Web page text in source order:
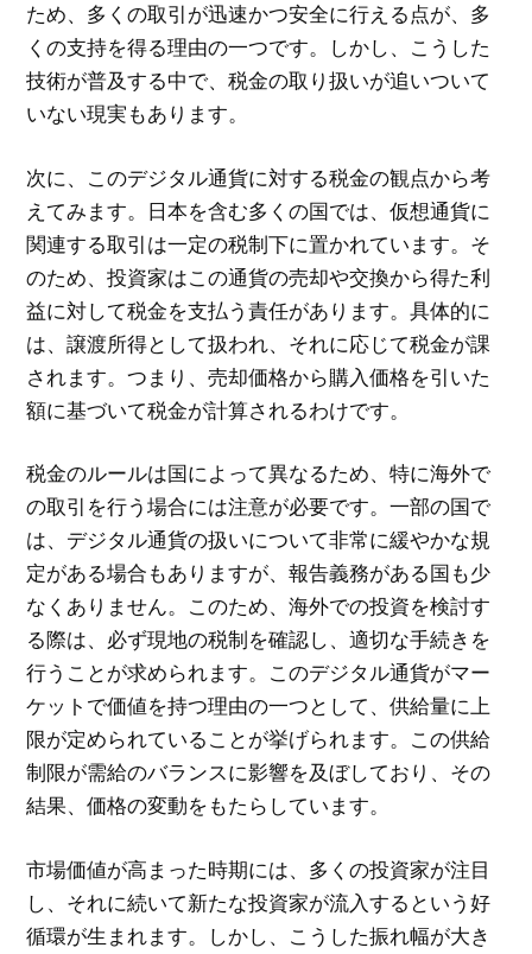
ため、多くの取引が迅速かつ安全に行える点が、多
くの支持を得る理由の一つです。しかし、こうした
技術が普及する中で、税金の取り扱いが追いついて
いない現実もあります。
次に、このデジタル通貨に対する税金の観点から考
えてみます。日本を含む多くの国では、仮想通貨に
関連する取引は一定の税制下に置かれています。そ
のため、投資家はこの通貨の売却や交換から得た利
益に対して税金を支払う責任があります。具体的に
は、譲渡所得として扱われ、それに応じて税金が課
されます。つまり、売却価格から購入価格を引いた
額に基づいて税金が計算されるわけです。
税金のルールは国によって異なるため、特に海外で
の取引を行う場合には注意が必要です。一部の国で
は、デジタル通貨の扱いについて非常に緩やかな規
定がある場合もありますが、報告義務がある国も少
なくありません。このため、海外での投資を検討す
る際は、必ず現地の税制を確認し、適切な手続きを
行うことが求められます。このデジタル通貨がマー
ケットで価値を持つ理由の一つとして、供給量に上
限が定められていることが挙げられます。この供給
制限が需給のバランスに影響を及ぼしており、その
結果、価格の変動をもたらしています。
市場価値が高まった時期には、多くの投資家が注目
し、それに続いて新たな投資家が流入するという好
循環が生まれます。しかし、こうした振れ幅が大き